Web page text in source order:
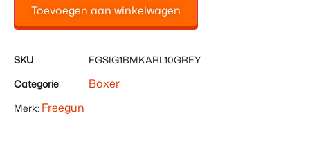
Toevoegen aan winkelwagen
SKU
FGSIG1BMKARL10GREY
Categorie
Boxer
Merk: Freegun